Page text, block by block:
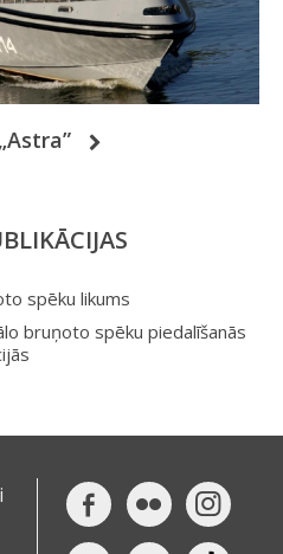
spēku likums
bruņoto spēku piedalīšanās